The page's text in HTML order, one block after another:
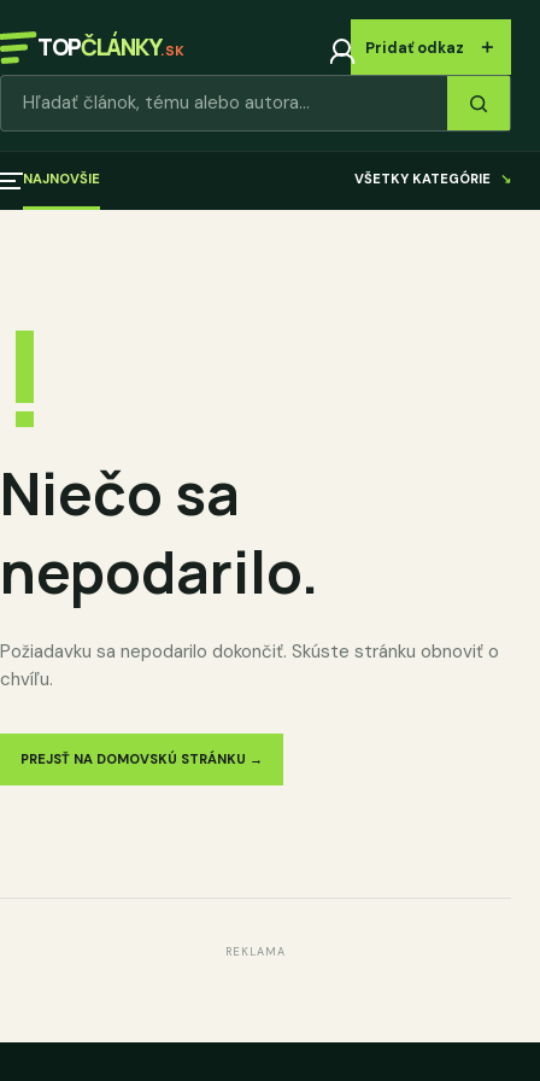
TOPČLÁNKY.SK Pridať odkaz ＋
NAJNOVŠIE VŠETKY KATEGÓRIE ↘
!
Niečo sa
nepodarilo.
Požiadavku sa nepodarilo dokončiť. Skúste stránku obnoviť o
chvíľu.
PREJSŤ NA DOMOVSKÚ STRÁNKU →
REKLAMA